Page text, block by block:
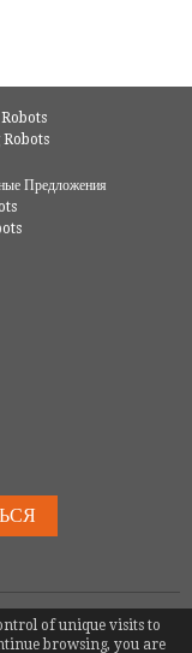
Предложения
of unique visits to
browsing, you are